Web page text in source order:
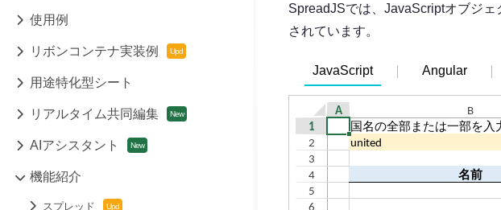
使用例
リボンコンテナ実装例
用途特化型シート
リアルタイム共同編集
AIアシスタント
機能紹介
スプレッド
SpreadJSでは、JavaScriptオブジ
されています。
JavaScript Angular